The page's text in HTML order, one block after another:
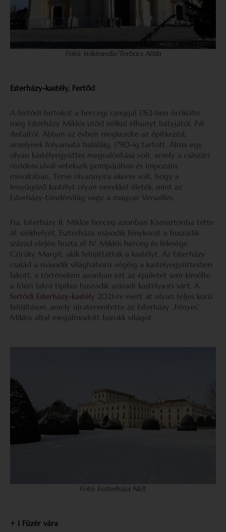
Fotó: Wikimedia/Terbócs Attila
Esterházy-kastély, Fertőd
A fertődi birtokot a hercegi ranggal 1762-ben örökölte
meg Esterházy Miklós utód nélkül elhunyt bátyjától, Pál
Antaltól. Abban az évben megkezdte az építkezést,
amelynek folyamata haláláig, 1790-ig tartott. Álma egy
olyan kastélyegyüttes megvalósítása volt, amely a császári
rezidenciával vetekszik pompájában és impozáns
mivoltában. Terve olyannyira sikeres volt, hogy a
lenyűgöző kastélyt olyan nevekkel illeték, mint az
Esterházy-tündérvilág vagy a magyar Versailles.
Fia, Esterházy II. Miklós herceg azonban Kismartonba tette
át székhelyét, Eszterháza második fénykorát a huszadik
század elején hozta el IV. Miklós herceg és felesége,
Cziráky Margit, akik felújíttatták a kastélyt. Az Esterházy
család a második világháború végéig a kastélyegyüttesben
lakott, a történelem azonban ezt az épületet sem kímélte,
a főúri lakra tipikus huszadik századi kastélysors várt. A
fertődi Esterházy-kastély 2021-re esett át olyan teljes körű
felújításon, amely újrateremtette az Esterházy „Fényes”
Miklós által megálmodott barokk világot.
Fotó: Eszterháza Nkft.
+ 1 Füzér vára